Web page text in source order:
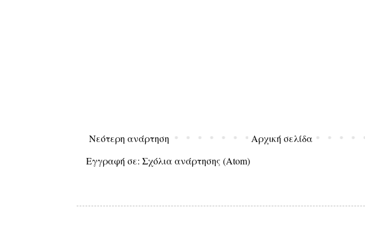
Νεότερη ανάρτηση
Αρχική σελίδα
Εγγραφή σε: Σχόλια ανάρτησης (Atom)